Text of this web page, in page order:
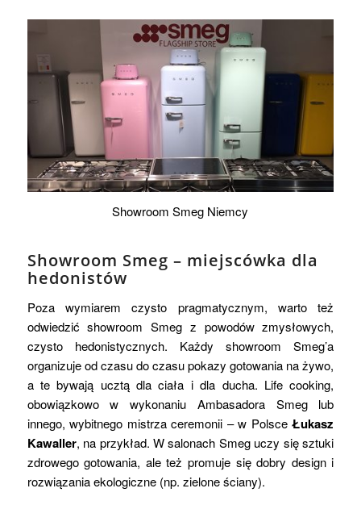
Showroom Smeg Niemcy
Showroom Smeg – miejscówka dla
hedonistów
Poza wymiarem czysto pragmatycznym, warto też
odwiedzić showroom Smeg z powodów zmysłowych,
czysto hedonistycznych. Każdy showroom Smeg’a
organizuje od czasu do czasu pokazy gotowania na żywo,
a te bywają ucztą dla ciała i dla ducha. Life cooking,
obowiązkowo w wykonaniu Ambasadora Smeg lub
innego, wybitnego mistrza ceremonii – w PolsceŁukasz
Kawaller, na przykład. W salonach Smeg uczy się sztuki
zdrowego gotowania, ale też promuje się dobry design i
rozwiązania ekologiczne (np. zielone ściany).